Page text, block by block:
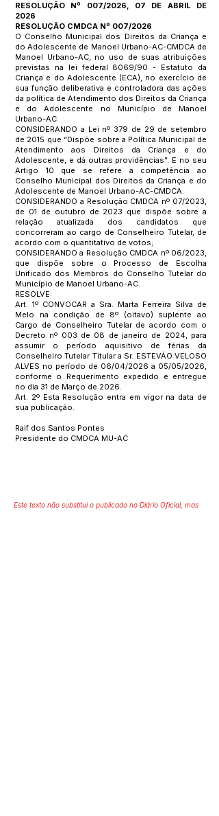
RESOLUÇÃO Nº 007/2026, 07 DE ABRIL DE
2026
RESOLUÇÃO CMDCA Nº 007/2026
O Conselho Municipal dos Direitos da Criança e
do Adolescente de Manoel Urbano-AC-CMDCA de
Manoel Urbano-AC, no uso de suas atribuições
previstas na lei federal 8069/90 - Estatuto da
Criança e do Adolescente (ECA), no exercício de
sua função deliberativa e controladora das ações
da política de Atendimento dos Direitos da Criança
e do Adolescente no Município de Manoel
Urbano-AC.
CONSIDERANDO a Lei nº 379 de 29 de setembro
de 2015 que “Dispõe sobre a Política Municipal de
Atendimento aos Direitos da Criança e do
Adolescente, e dá outras providências”. E no seu
Artigo 10 que se refere a competência ao
Conselho Municipal dos Direitos da Criança e do
Adolescente de Manoel Urbano-AC-CMDCA.
CONSIDERANDO a Resolução CMDCA nº 07/2023,
de 01 de outubro de 2023 que dispõe sobre a
relação atualizada dos candidatos que
concorreram ao cargo de Conselheiro Tutelar, de
acordo com o quantitativo de votos;
CONSIDERANDO a Resolução CMDCA nº 06/2023,
que dispõe sobre o Processo de Escolha
Unificado dos Membros do Conselho Tutelar do
Município de Manoel Urbano-AC.
RESOLVE:
Art. 1º CONVOCAR a Sra. Marta Ferreira Silva de
Melo na condição de 8º (oitavo) suplente ao
Cargo de Conselheiro Tutelar de acordo com o
Decreto nº 003 de 08 de janeiro de 2024, para
assumir o período aquisitivo de férias da
Conselheiro Tutelar Titular a Sr. ESTEVÃO VELOSO
ALVES no período de 06/04/2026 a 05/05/2026,
conforme o Requerimento expedido e entregue
no dia 31 de Março de 2026.
Art. 2º Esta Resolução entra em vigor na data de
sua publicação.
Raif dos Santos Pontes
Presidente do CMDCA MU-AC
Este texto não substitui o publicado no Diário Oficial, mas